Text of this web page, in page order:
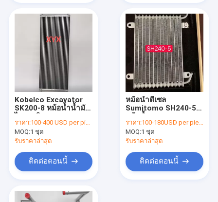
เครื่องกำเนิดหม้อน้ำ
หม้อน้ำรถบัส
Kobelco Excavator
SK200-8 หม้อน้ำน้ำมัน
935mm
ราคา:100-400 USD per piece
MOQ:1 ชุด
รับราคาล่าสุด
ติดต่อตอนนี้
หม้อน้ำดีเซล
Sumitomo SH240-5,
ราคา:100-180USD per piece
MOQ:1 ชุด
รับราคาล่าสุด
ติดต่อตอนนี้